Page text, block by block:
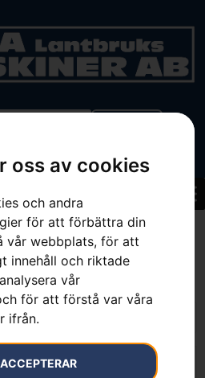
oss av cookies
och andra
för att förbättra din
vår webbplats, för att
innehåll och riktade
vår
för att förstå var våra
ifrån.
»Skyddsglasögon & Visir